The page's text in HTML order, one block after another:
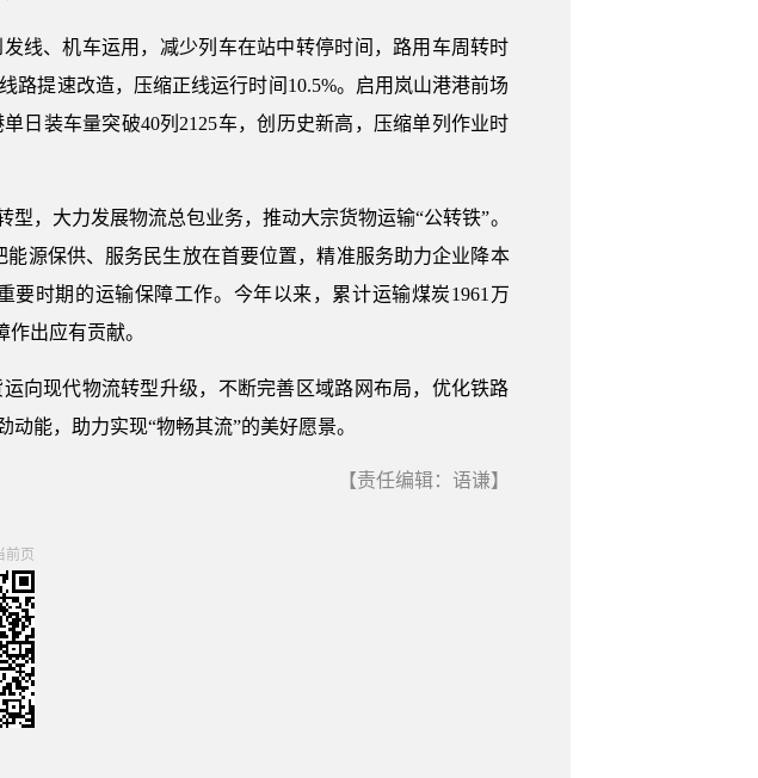
线、机车运用，减少列车在站中转停时间，路用车周转时
路提速改造，压缩正线运行时间10.5%。启用岚山港港前场
日装车量突破40列2125车，创历史新高，压缩单列作业时
，大力发展物流总包业务，推动大宗货物运输“公转铁”。
源保供、服务民生放在首要位置，精准服务助力企业降本
时期的运输保障工作。今年以来，累计运输煤炭1961万
出应有贡献。
向现代物流转型升级，不断完善区域路网布局，优化铁路
能，助力实现“物畅其流”的美好愿景。
【责任编辑：语谦】
前页